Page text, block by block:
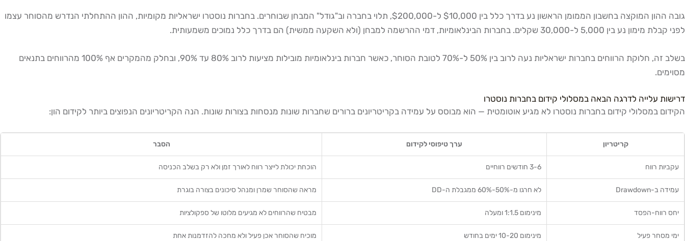
גובה ההון המוקצה בחשבון הממומן הראשון נע בדרך כלל בין $10,000 ל-$200,000, תלוי בחברה וב"גודל" המבחן שבוחרים. בחברות נוסטרו ישראליות מקומיות, ההון ההתחלתי הנדרש מהסוחר עצמו
לפני קבלת מימון נע בין 5,000 ל-30,000 שקלים. בחברות הבינלאומיות, דמי ההרשמה למבחן (ולא השקעה ממשית) הם בדרך כלל נמוכים משמעותית.
בשלב זה, חלוקת הרווחים בחברות ישראליות נעה לרוב בין 50% ל-70% לטובת הסוחר, כאשר חברות בינלאומיות מובילות מציעות לרוב 80% עד 90%, ובחלק מהמקרים אף 100% מהרווחים בתנאים
מסוימים.
דרישות עלייה לדרגה הבאה במסלולי קידום בחברות נוסטרו
הקידום במסלולי קידום בחברות נוסטרו לא מגיע אוטומטית — הוא מבוסס על עמידה בקריטריונים ברורים שחברות שונות מנסחות בצורות שונות. הנה הקריטריונים הנפוצים ביותר לקידום הון:
קריטריון ערך טיפוסי לקידום הסבר
עקביות רווח 3-6 חודשים רווחיים הוכחת יכולת לייצר רווח לאורך זמן ולא רק בשלב הכניסה
עמידה ב-Drawdown לא חרגו מ-50%-60% ממגבלת ה-DD מראה שהסוחר שמרן ומנהל סיכונים בצורה בוגרת
יחס רווח-הפסד מינימום 1:1.5 ומעלה מבטיח שהרווחים לא מגיעים מלוטו של ספקולציות
ימי מסחר פעיל מינימום 10-20 ימים בחודש מוכיח שהסוחר אכן פעיל ולא מחכה להזדמנות אחת